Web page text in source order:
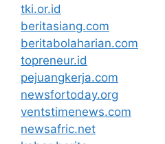
tki.or.id
beritasiang.com
beritabolaharian.com
topreneur.id
pejuangkerja.com
newsfortoday.org
ventstimenews.com
newsafric.net